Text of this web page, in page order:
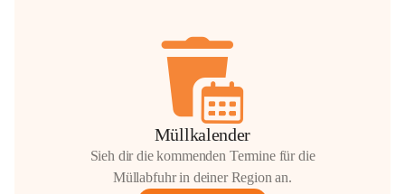
Müllkalender
Sieh dir die kommenden Termine für die
Müllabfuhr in deiner Region an.